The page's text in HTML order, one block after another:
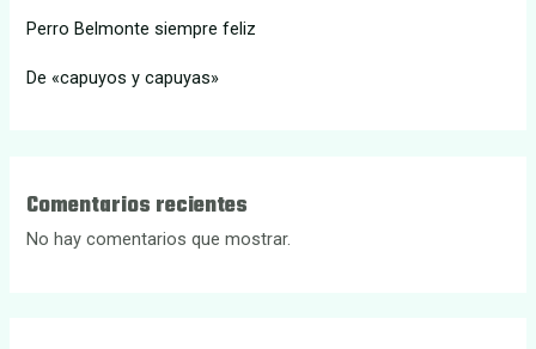
Perro Belmonte siempre feliz
De «capuyos y capuyas»
Comentarios recientes
No hay comentarios que mostrar.